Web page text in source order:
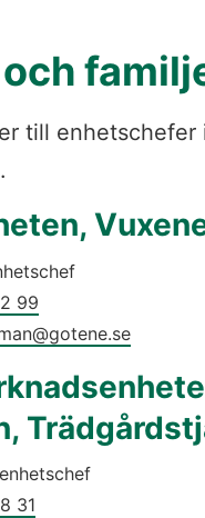
till enhetschefer
99
31